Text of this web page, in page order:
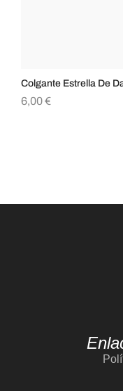
Colgante Estrella De
6,00€